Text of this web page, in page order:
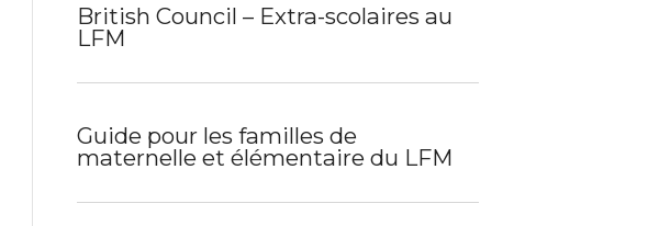
British Council – Extra-scolaires au
LFM
Guide pour les familles de
maternelle et élémentaire du LFM